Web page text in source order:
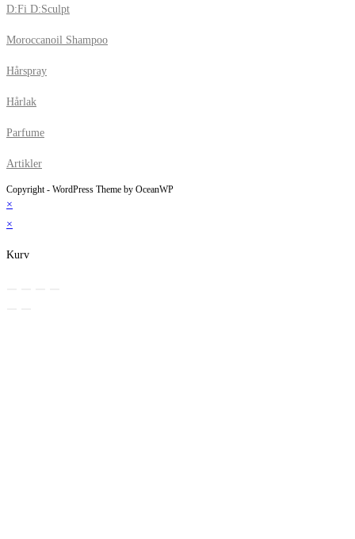
D:Fi D:Sculpt
Moroccanoil Shampoo
Hårspray
Hårlak
Parfume
Artikler
Copyright - WordPress Theme by OceanWP
×
×
Kurv